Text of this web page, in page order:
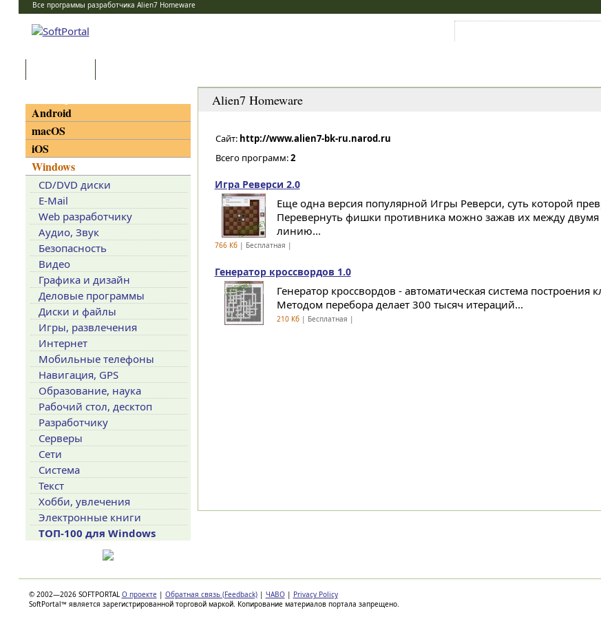
Все программы разработчика Alien7 Homeware
Alien7 Homeware
Сайт: http://www.alien7-bk-ru.narod.ru
Всего программ:2
Игра Реверси 2.0
Еще одна версия популярной Игры Реверси, суть которой
Перевернуть фишки противника можно зажав их между
линию...
766 Кб| Бесплатная |
Генератор кроссвордов 1.0
Генератор кроссвордов - автоматическая система построения
Методом перебора делает 300 тысяч итераций...
210 Кб| Бесплатная |
Android
macOS
iOS
Windows
CD/DVD диски
E-Mail
Web разработчику
Аудио, Звук
Безопасность
Видео
Графика и дизайн
Деловые программы
Диски и файлы
Игры, развлечения
Интернет
Мобильные телефоны
Навигация, GPS
Образование, наука
Рабочий стол, десктоп
Разработчику
Серверы
Сети
Система
Текст
Хобби, увлечения
Электронные книги
ТОП-100 для Windows
© 2002—2026 SOFTPORTAL О проекте | Обратная связь (Feedback) | ЧАВО | Privacy Policy
SoftPortal™ является зарегистрированной торговой маркой. Копирование материалов портала запрещено.